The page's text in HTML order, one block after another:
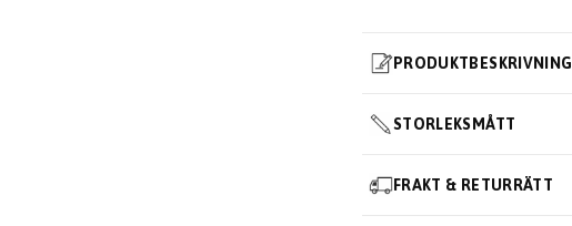
PRODUKTBESKRIVNING
STORLEKSMÅTT
FRAKT & RETURRÄTT